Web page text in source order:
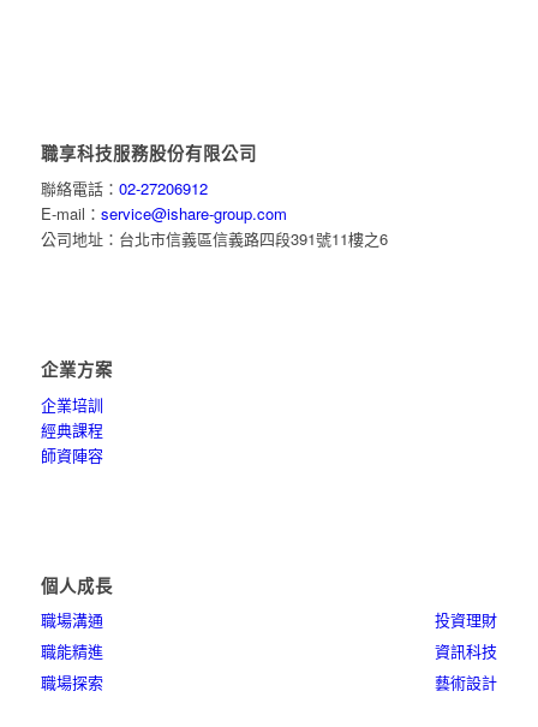
職享科技服務股份有限公司
聯絡電話： 02-27206912
E-mail： service@ishare-group.com
公司地址：台北市信義區信義路四段391號11樓之6
企業方案
企業培訓
經典課程
師資陣容
個人成長
職場溝通
職能精進
職場探索
投資理財
資訊科技
藝術設計